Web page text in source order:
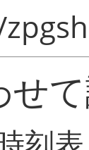
せ